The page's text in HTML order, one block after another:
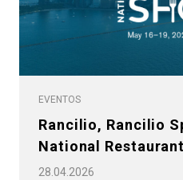
EVENTOS
Rancilio, Rancilio
National
28.04.2026